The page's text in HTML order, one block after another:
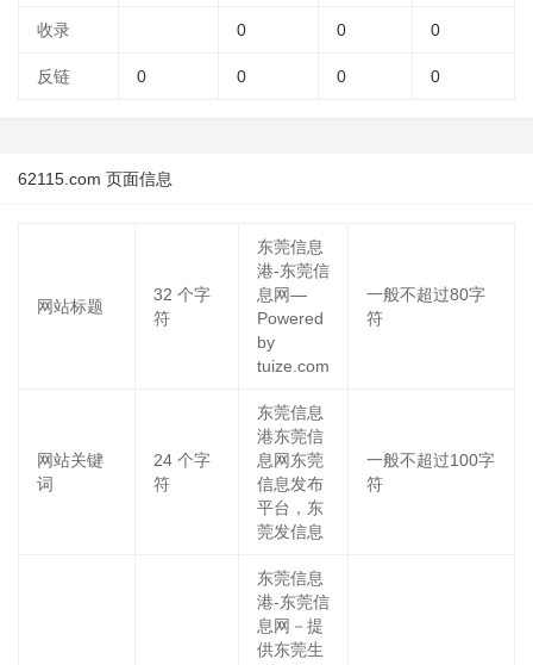
收录 0 0 0
反链 0 0 0 0
62115.com 页面信息
网站标题
32 个字
符
东莞信息
港-东莞信
息网—
Powered
by
tuize.com
一般不超过80字
符
网站关键
词
24 个字
符
东莞信息
港东莞信
息网东莞
信息发布
平台，东
莞发信息
一般不超过100字
符
东莞信息
港-东莞信
息网－提
供东莞生